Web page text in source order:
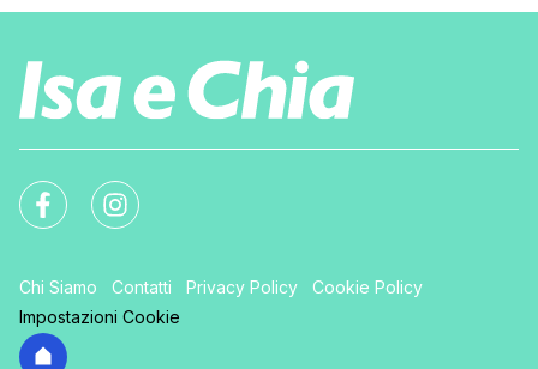
Chi Siamo Contatti Privacy Policy
Cookie Policy
Impostazioni Cookie